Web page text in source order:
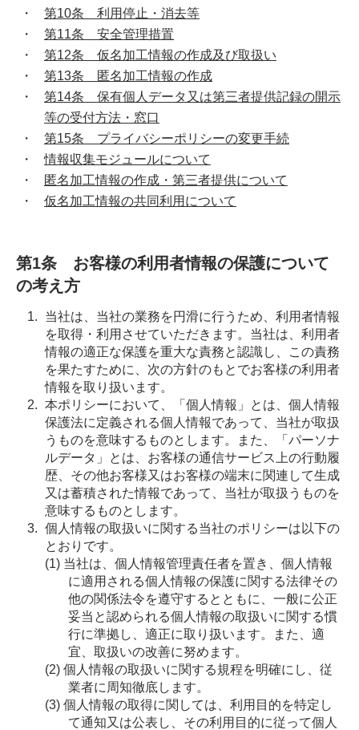
第10条 利用停止・消去等
第11条 安全管理措置
第12条 仮名加工情報の作成及び取扱い
第13条 匿名加工情報の作成
第14条 保有個人データ又は第三者提供記録の開示
等の受付方法・窓口
第15条 プライバシーポリシーの変更手続
情報収集モジュールについて
匿名加工情報の作成・第三者提供について
仮名加工情報の共同利用について
第1条 お客様の利用者情報の保護について
の考え方
当社は、当社の業務を円滑に行うため、利用者情報
を取得・利用させていただきます。当社は、利用者
情報の適正な保護を重大な責務と認識し、この責務
を果たすために、次の方針のもとでお客様の利用者
情報を取り扱います。
本ポリシーにおいて、「個人情報」とは、個人情報
保護法に定義される個人情報であって、当社が取扱
うものを意味するものとします。また、「パーソナ
ルデータ」とは、お客様の通信サービス上の行動履
歴、その他お客様又はお客様の端末に関連して生成
又は蓄積された情報であって、当社が取扱うものを
意味するものとします。
個人情報の取扱いに関する当社のポリシーは以下の
とおりです。
当社は、個人情報管理責任者を置き、個人情報
に適用される個人情報の保護に関する法律その
他の関係法令を遵守するとともに、一般に公正
妥当と認められる個人情報の取扱いに関する慣
行に準拠し、適正に取り扱います。また、適
宜、取扱いの改善に努めます。
個人情報の取扱いに関する規程を明確にし、従
業者に周知徹底します。
個人情報の取得に関しては、利用目的を特定し
て通知又は公表し、その利用目的に従って個人